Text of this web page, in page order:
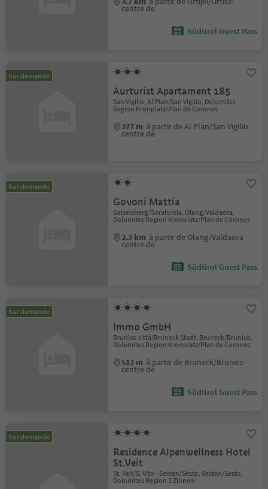
centre de
Südtirol Guest Pass
Sur demande
Aurturist Apartament 185
San Vigilio, Al Plan/San Vigilio, Dolomites
Region Kronplatz/Plan de Corones
377 m à partir de Al Plan/San Vigilio
centre de
Sur demande
Govoni Mattia
Geiselsberg/Sorafurcia, Olang/Valdaora,
Dolomites Region Kronplatz/Plan de Corones
2.3 km à partir de Olang/Valdaora
centre de
Südtirol Guest Pass
Sur demande
Immo GmbH
Brunico città/Bruneck Stadt, Bruneck/Brunico,
Dolomites Region Kronplatz/Plan de Corones
512 m à partir de Bruneck/Brunico
centre de
Südtirol Guest Pass
Sur demande
Residence Alpenwellness Hotel
St.Veit
St. Veit/S. Vito - Sexten/Sesto, Sexten/Sesto,
Dolomites Region 3 Zinnen